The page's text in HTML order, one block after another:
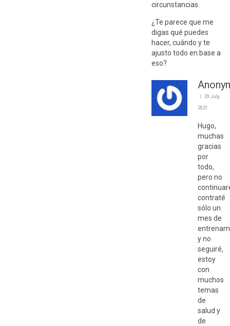
circunstancias.
¿Te parece que me
digas qué puedes
hacer, cuándo y te
ajusto todo en base a
eso?
29 July,
2021
Hugo,
muchas
gracias
por
todo,
pero no
contraté
sólo un
mes de
y no
seguiré,
estoy
con
muchos
temas
de
salud y
de